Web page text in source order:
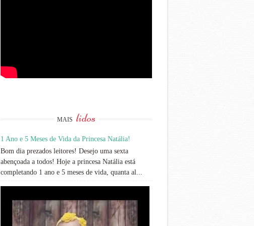
MAIS lidos
1 Ano e 5 Meses de Vida da Princesa Natália!
Bom dia prezados leitores! Desejo uma sexta
abençoada a todos! Hoje a princesa Natália está
completando 1 ano e 5 meses de vida, quanta al...